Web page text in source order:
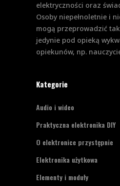
elektryczności oraz
Osoby niepełnoletnie i
mogą przeprowadzić
jedynie pod opieką
opiekunów, np.
Kategorie
Audio i wideo
Praktyczna elektronika DIY
O elektronice przystępnie
Elektronika użytkowa
Elementy i moduły